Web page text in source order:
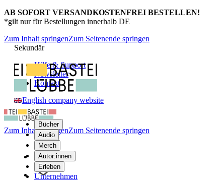
AB SOFORT VERSANDKOSTENFREI BESTELLEN!
*gilt nur für Bestellungen innerhalb DE
Zum Inhalt springenZum Seitenende springen
Sekundär
Hilfe & Support
Newsletter
Kontakt
English company website
Bücher
Audio
Merch
Autor:innen
Erleben
Unternehmen
Zum Inhalt springenZum Seitenende springen